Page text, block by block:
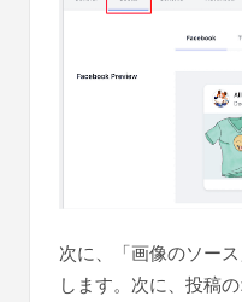
次に、「画像のソー
します。次に、投稿